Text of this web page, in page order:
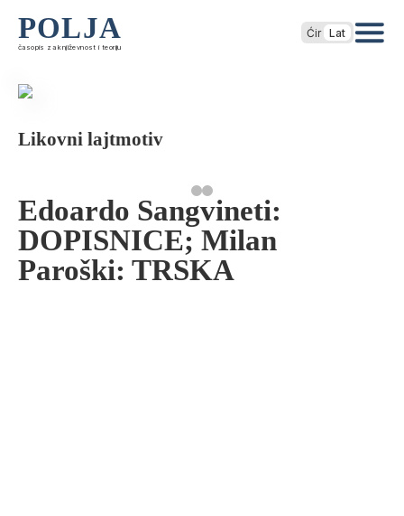
POLJA
časopis za književnost i teoriju
Ćir Lat
Likovni lajtmotiv
Edoardo Sangvineti:
DOPISNICE; Milan
Paroški: TRSKA